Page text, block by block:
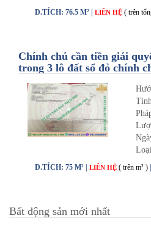
D.TÍCH: 76.5 M² | LIÊN HỆ ( trên
Chính chủ cần tiền giải
trong 3 lô đất sổ đỏ chính
D.TÍCH: 75 M² | LIÊN HỆ ( trên m² )
Bất động sản mới nhất